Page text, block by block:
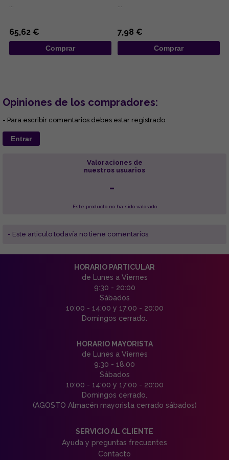
65,62 €
Comprar
7,98 €
Comprar
Opiniones de los compradores:
- Para escribir comentarios debes estar registrado.
Entrar
Valoraciones de
nuestros usuarios
-
Este producto no ha sido valorado
- Este articulo todavía no tiene comentarios.
HORARIO PARTICULAR
de Lunes a Viernes
9:30 - 20:00
Sábados
10:00 - 14:00 y 17:00 - 20:00
Domingos cerrado.
HORARIO MAYORISTA
de Lunes a Viernes
9:30 - 18:00
Sábados
10:00 - 14:00 y 17:00 - 20:00
Domingos cerrado.
(AGOSTO Almacén mayorista cerrado sábados)
SERVICIO AL CLIENTE
Ayuda y preguntas frecuentes
Contacto